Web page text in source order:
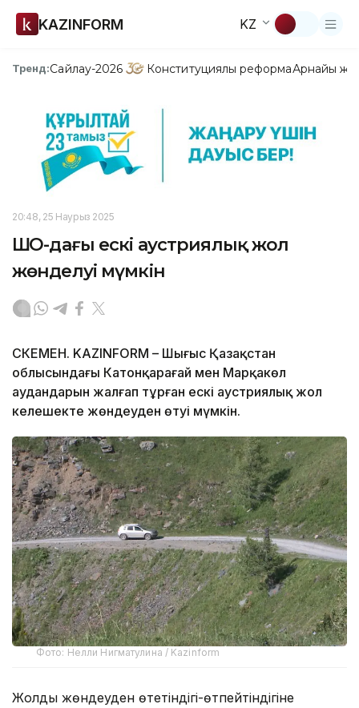
KAZINFORM KZ
Тренд:Сайлау-2026 Конституциялық реформаАрнайы
20:48, 25 Наурыз 2025
ШҚО-дағы ескі аустриялық жол
жөнделуі мүмкін
ӨСКЕМЕН. KAZINFORM – Шығыс Қазақстан
облысындағы Катонқарағай мен Марқакөл
аудандарын жалғап тұрған ескі аустриялық жол
келешекте жөндеуден өтуі мүмкін.
Фото: Нелли Нигматулина / Kazinform
Жолдың жөндеуден өтетіндігі-өтпейтіндігіне